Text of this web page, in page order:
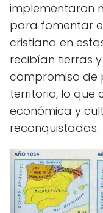
implementaron
para fomentar
cristiana en
recibían tierras
compromiso de
territorio, lo que
económica y
reconquistadas.